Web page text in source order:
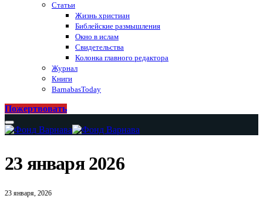
Статьи
Жизнь христиан
Библейские размышления
Окно в ислам
Свидетельства
Колонка главного редактора
Журнал
Книги
BarnabasToday
Пожертвовать
23 января 2026
23 января, 2026